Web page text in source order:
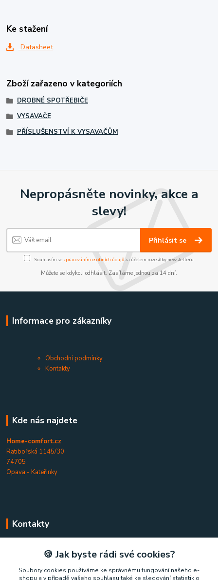
Ke stažení
Datasheet
Zboží zařazeno v kategoriích
DROBNÉ SPOTŘEBIČE
VYSAVAČE
PŘÍSLUŠENSTVÍ K VYSAVAČŮM
Nepropásněte novinky, akce a
slevy!
Přihlásit se
Souhlasím se zpracováním osobních údajůza účelem rozesílky newsletteru.
Můžete se kdykoli odhlásit. Zasíláme jednou za 14 dní.
Informace pro zákazníky
Obchodní podmínky
Kontakty
Kde nás najdete
Home-comfort.cz
Ratibořská 1145/30
74705
Opava - Kateřinky
Kontakty
+420 777 852 326
🍪 Jak byste rádi své cookies?
Soubory cookies používáme ke správnému fungování našeho e-
shopu a v případě vašeho souhlasu také ke sledování statistik o